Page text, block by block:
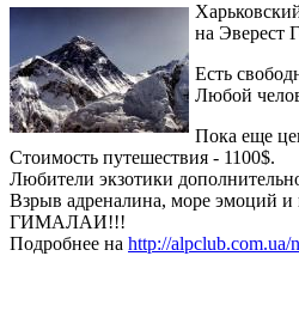
на Эверест
Есть
Любой
Пока еще
Стоимость путешествия - 1100$.
Любители экзотики
Взрыв адреналина, море эмоций и
ГИМАЛАИ!!!
Подробнее на http://alpclub.com.ua/